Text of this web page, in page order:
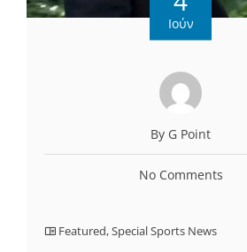
Ιούν
By G Point
No Comments
Featured,Special Sports News